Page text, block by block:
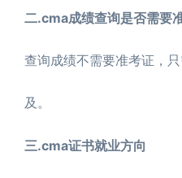
二.cma成绩查询是否需要
查询成绩不需要准考证，
及。
三.cma证书就业方向